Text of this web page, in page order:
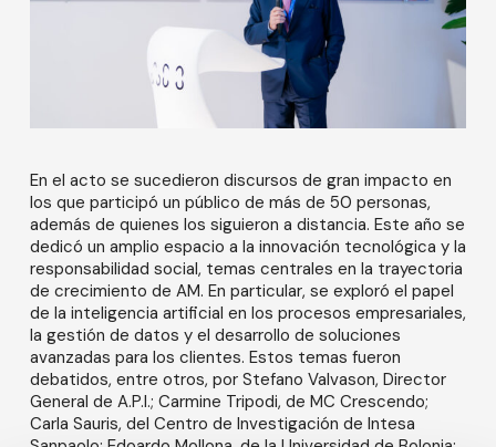
En el acto se sucedieron discursos de gran impacto en
los que participó un público de más de 50 personas,
además de quienes los siguieron a distancia. Este año se
dedicó un amplio espacio a la innovación tecnológica y la
responsabilidad social, temas centrales en la trayectoria
de crecimiento de AM. En particular, se exploró el papel
de la inteligencia artificial en los procesos empresariales,
la gestión de datos y el desarrollo de soluciones
avanzadas para los clientes. Estos temas fueron
debatidos, entre otros, por Stefano Valvason, Director
General de A.P.I.; Carmine Tripodi, de MC Crescendo;
Carla Sauris, del Centro de Investigación de Intesa